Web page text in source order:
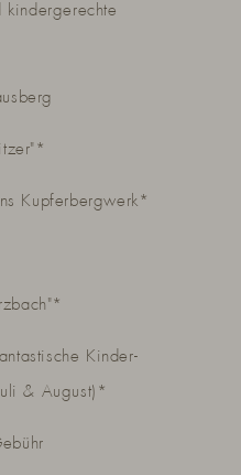
kindergerechte
Kupferbergwerk*
Kinder-
& August)*